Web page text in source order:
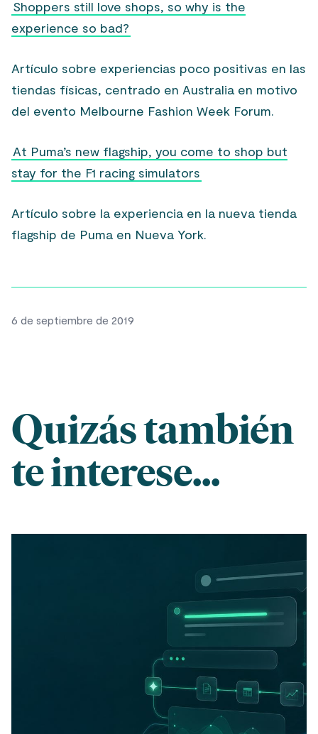
Shoppers still love shops, so why is the
experience so bad?
Artículo sobre experiencias poco positivas en las
tiendas físicas, centrado en Australia en motivo
del evento Melbourne Fashion Week Forum.
At Puma’s new flagship, you come to shop but
stay for the F1 racing simulators
Artículo sobre la experiencia en la nueva tienda
flagship de Puma en Nueva York.
6 de septiembre de 2019
Quizás también
te interese...